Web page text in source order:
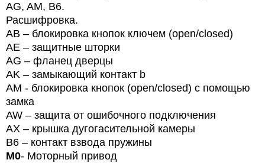
AG, AM, B6.
Расшифровка.
AB – блокировка кнопок ключем (open/closed)
AE – защитные шторки
AG – фланец дверцы
AK – замыкающий контакт b
AM - блокировка кнопок (open/closed) с помощью
замка
AW – защита от ошибочного подключения
AX – крышка дугогасительной камеры
B6 – контакт взвода пружины
M0- Моторный привод